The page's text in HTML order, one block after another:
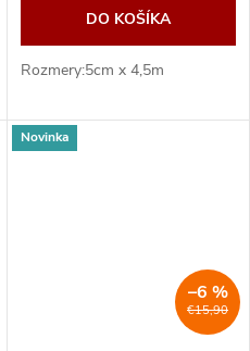
DO KOŠÍKA
Rozmery:5cm x 4,5m
Novinka
€15,90
–6 %